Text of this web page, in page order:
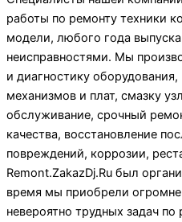
работы по ремонту техники
модели, любого года
неисправностями. Мы
и диагностику оборудования,
механизмов и плат, смазку
обслуживание, срочный
качества, восстановление
повреждений, коррозии,
Remont.ZakazDj.Ru был
время мы приобрели
невероятно трудных задач